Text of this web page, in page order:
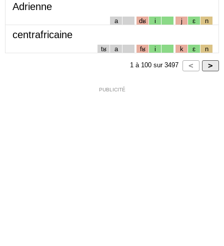
Adrienne
a dʁ i j ɛ n
centrafricaine
tʁ a fʁ i k ɛ n
1 à 100 sur 3497
PUBLICITÉ